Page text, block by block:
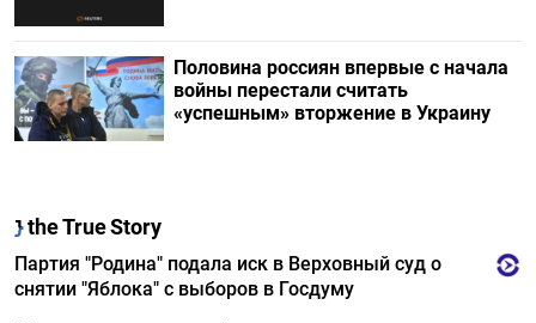
Половина россиян впервые с начала
войны перестали считать
«успешным» вторжение в Украину